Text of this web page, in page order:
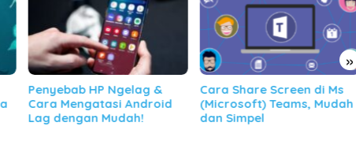
»
Cara Share Screen di Ms
(Microsoft) Teams, Mudah
dan Simpel
Cara Daftar AirAsia Food
Driver, Cepat, Mudah dan
Pasti Disetujui!